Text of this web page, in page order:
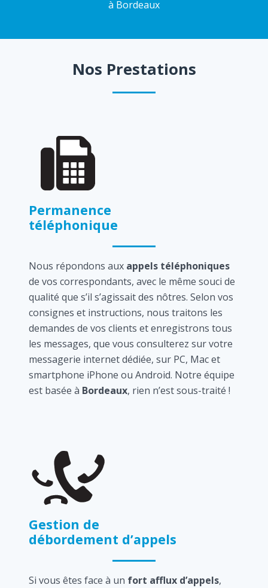
à Bordeaux
Nos Prestations
Permanence
téléphonique
Nous répondons aux appels téléphoniques
de vos correspondants, avec le même souci de
qualité que s’il s’agissait des nôtres. Selon vos
consignes et instructions, nous traitons les
demandes de vos clients et enregistrons tous
les messages, que vous consulterez sur votre
messagerie internet dédiée, sur PC, Mac et
smartphone iPhone ou Android. Notre équipe
est basée à Bordeaux, rien n’est sous-traité !
Gestion de
débordement d’appels
Si vous êtes face à un fort afflux d’appels,